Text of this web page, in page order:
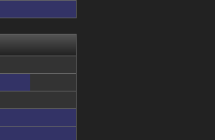
ッド
まとめ...